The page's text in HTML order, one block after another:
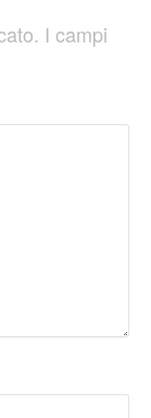
I campi